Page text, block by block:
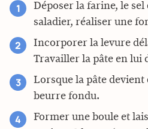
Déposer la farine, le sel
saladier, réaliser une
Incorporer la levure
Travailler la pâte en lui
Lorsque la pâte devient
beurre fondu.
Former une boule et